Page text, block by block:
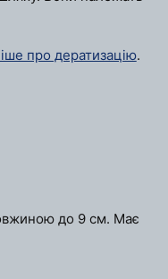
про дератизацію.
до 9 см. Має